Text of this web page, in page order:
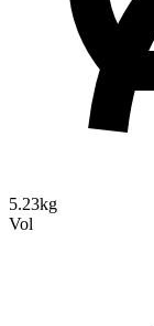
5.23kg
Vol